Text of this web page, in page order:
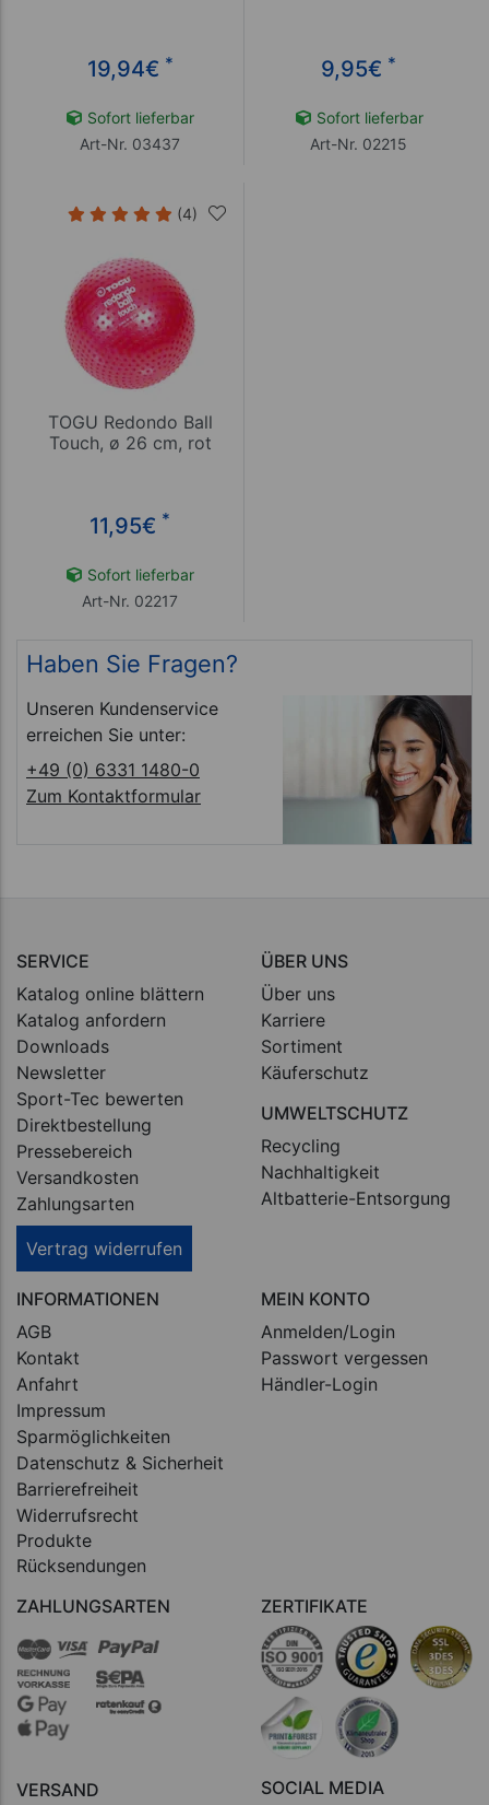
19,94€ *
Sofort lieferbar
Art-Nr. 03437
9,95€ *
Sofort lieferbar
Art-Nr. 02215
(4)
TOGU Redondo Ball
Touch, ø 26 cm, rot
11,95€ *
Sofort lieferbar
Art-Nr. 02217
Haben Sie Fragen?
Unseren Kundenservice
erreichen Sie unter:
+49 (0) 6331 1480-0
Zum Kontaktformular
SERVICE
Katalog online blättern
Katalog anfordern
Downloads
Newsletter
Sport-Tec bewerten
Direktbestellung
Pressebereich
Versandkosten
Zahlungsarten
Vertrag widerrufen
ÜBER UNS
Über uns
Karriere
Sortiment
Käuferschutz
UMWELTSCHUTZ
Recycling
Nachhaltigkeit
Altbatterie-Entsorgung
INFORMATIONEN
AGB
Kontakt
Anfahrt
Impressum
Sparmöglichkeiten
Datenschutz & Sicherheit
Barrierefreiheit
Widerrufsrecht
Produkte
Rücksendungen
MEIN KONTO
Anmelden/Login
Passwort vergessen
Händler-Login
ZAHLUNGSARTEN
VERSAND
ZERTIFIKATE
SOCIAL MEDIA